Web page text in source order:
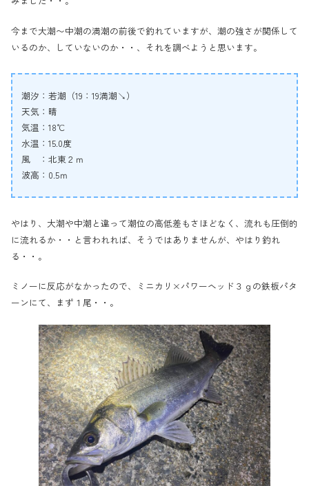
今まで大潮〜中潮の満潮の前後で釣れていますが、潮の強さが関係して
いるのか、していないのか・・、それを調べようと思います。
潮汐：若潮（19：19満潮↘）
天気：晴
気温：18℃
水温：15.0度
風 ：北東２ｍ
波高：0.5ｍ
やはり、大潮や中潮と違って潮位の高低差もさほどなく、流れも圧倒的
に流れるか・・と言われれば、そうではありませんが、やはり釣れ
る・・。
ミノーに反応がなかったので、ミニカリ×パワーヘッド３ｇの鉄板パタ
ーンにて、まず１尾・・。